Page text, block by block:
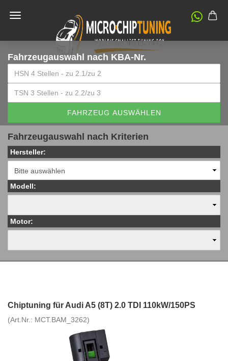
Fahrzeugauswahl nach KBA-Nr.
FAHRZEUG AUSWÄHLEN
Fahrzeugauswahl nach Kriterien
Hersteller:
Modell:
Motor:
Chiptuning für Audi A5 (8T) 2.0 TDI 110kW/150PS
(Art.Nr.: MCT.BAM_3262)